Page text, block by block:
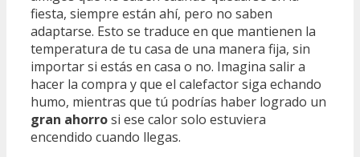
fiesta, siempre están ahí, pero no saben
adaptarse. Esto se traduce en que mantienen la
temperatura de tu casa de una manera fija, sin
importar si estás en casa o no. Imagina salir a
hacer la compra y que el calefactor siga echando
humo, mientras que tú podrías haber logrado un
gran ahorrosi ese calor solo estuviera
encendido cuando llegas.